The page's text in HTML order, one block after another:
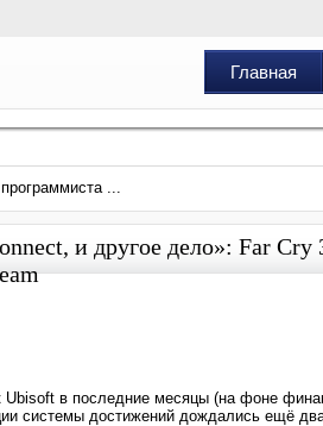
Главная
...
и другое дело»: Far
Ubisoft в последние месяцы (на фоне
системы достижений дождались ещё